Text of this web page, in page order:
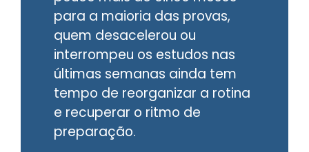
para a maioria das provas,
quem desacelerou ou
interrompeu os estudos nas
últimas semanas ainda tem
tempo de reorganizar a rotina
e recuperar o ritmo de
preparação.